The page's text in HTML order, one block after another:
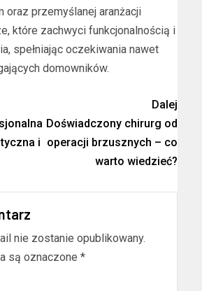
oraz przemyślanej aranżacji
które zachwyci funkcjonalnością i
spełniając oczekiwania nawet
domowników.
i
Dalej
Doświadczony chirurg od
operacji brzusznych – co
warto wiedzieć?
nie zostanie opublikowany.
są oznaczone *